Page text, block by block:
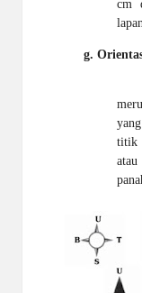
cm
g.
titik
atau